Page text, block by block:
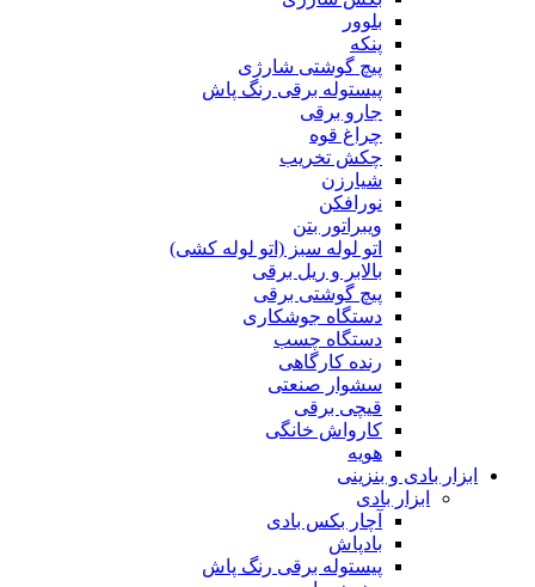
بلوور
پنکه
پیچ گوشتی شارژی
پیستوله برقی رنگ پاش
جارو برقی
چراغ قوه
چکش تخریب
شیارزن
نورافکن
ویبراتور بتن
اتو لوله سبز (اتو لوله کشی)
بالابر و ریل برقی
پیچ گوشتی برقی
دستگاه جوشکاری
دستگاه چسب
رنده کارگاهی
سشوار صنعتی
قیچی برقی
کارواش خانگی
هویه
ابزار بادی و بنزینی
ابزار بادی
آچار بکس بادی
بادپاش
پیستوله برقی رنگ پاش